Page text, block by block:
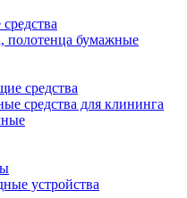
полотенца бумажные
средства
средства для клининга
устройства